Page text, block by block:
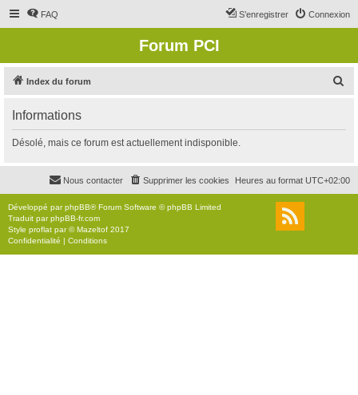
FAQ Connexion
S’enregistrer
Forum PCI
Index du forum
r
c
r
Informations
Désolé, mais ce forum est actuellement indisponible.
Heures au format UTC+02:00
Supprimer les cookies
Nous contacter
Développé parphpBB® Forum Software © phpBB Limited
Traduit parphpBB-fr.com
Style proflat par ©Mazeltof 2017
Confidentialité | Conditions